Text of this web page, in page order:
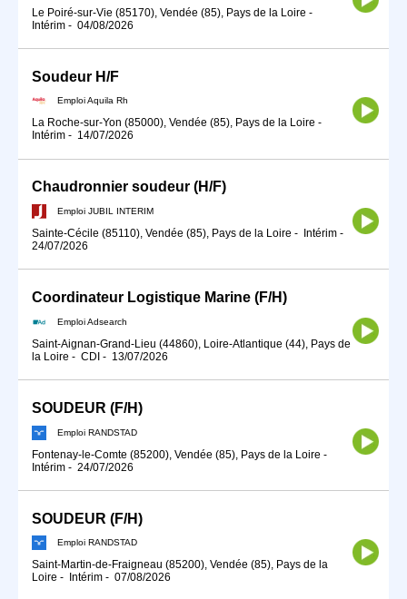
Le Poiré-sur-Vie (85170), Vendée (85), Pays de la Loire -
Intérim - 04/08/2026
Soudeur H/F
Emploi Aquila Rh
La Roche-sur-Yon (85000), Vendée (85), Pays de la Loire -
Intérim - 14/07/2026
Chaudronnier soudeur (H/F)
Emploi JUBIL INTERIM
Sainte-Cécile (85110), Vendée (85), Pays de la Loire - Intérim -
24/07/2026
Coordinateur Logistique Marine (F/H)
Emploi Adsearch
Saint-Aignan-Grand-Lieu (44860), Loire-Atlantique (44), Pays de
la Loire - CDI - 13/07/2026
SOUDEUR (F/H)
Emploi RANDSTAD
Fontenay-le-Comte (85200), Vendée (85), Pays de la Loire -
Intérim - 24/07/2026
SOUDEUR (F/H)
Emploi RANDSTAD
Saint-Martin-de-Fraigneau (85200), Vendée (85), Pays de la
Loire - Intérim - 07/08/2026